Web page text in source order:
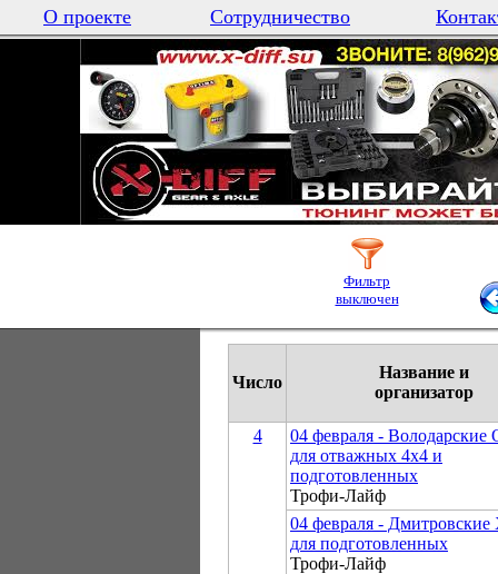
О проекте Сотрудничество
Фильтр
выключен
Число
Название и
организатор
4
04 февраля - Володарские
для отважных 4х4 и
подготовленных
Трофи-Лайф
04 февраля -
для подготовленных
Трофи-Лайф